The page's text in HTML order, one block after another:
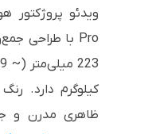
کیلوگرم دارد.
ظاهری مدرن و